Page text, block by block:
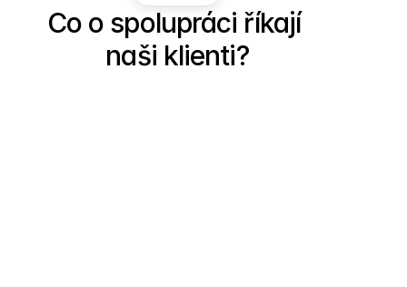
Co o spolupráci říkají
naši klienti?